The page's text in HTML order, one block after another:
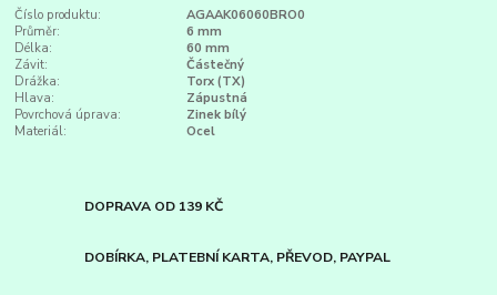
Číslo produktu:
AGAAK06060BRO0
Průměr:
6 mm
Délka:
60 mm
Závit:
Částečný
Drážka:
Torx (TX)
Hlava:
Zápustná
Povrchová úprava:
Zinek bílý
Materiál:
Ocel
DOPRAVA OD 139 KČ
DOBÍRKA, PLATEBNÍ KARTA, PŘEVOD, PAYPAL